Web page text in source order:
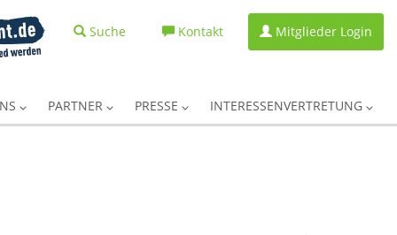
Suche Kontakt Mitglieder Login
PARTNER PRESSE INTERESSENVERTRETUNG